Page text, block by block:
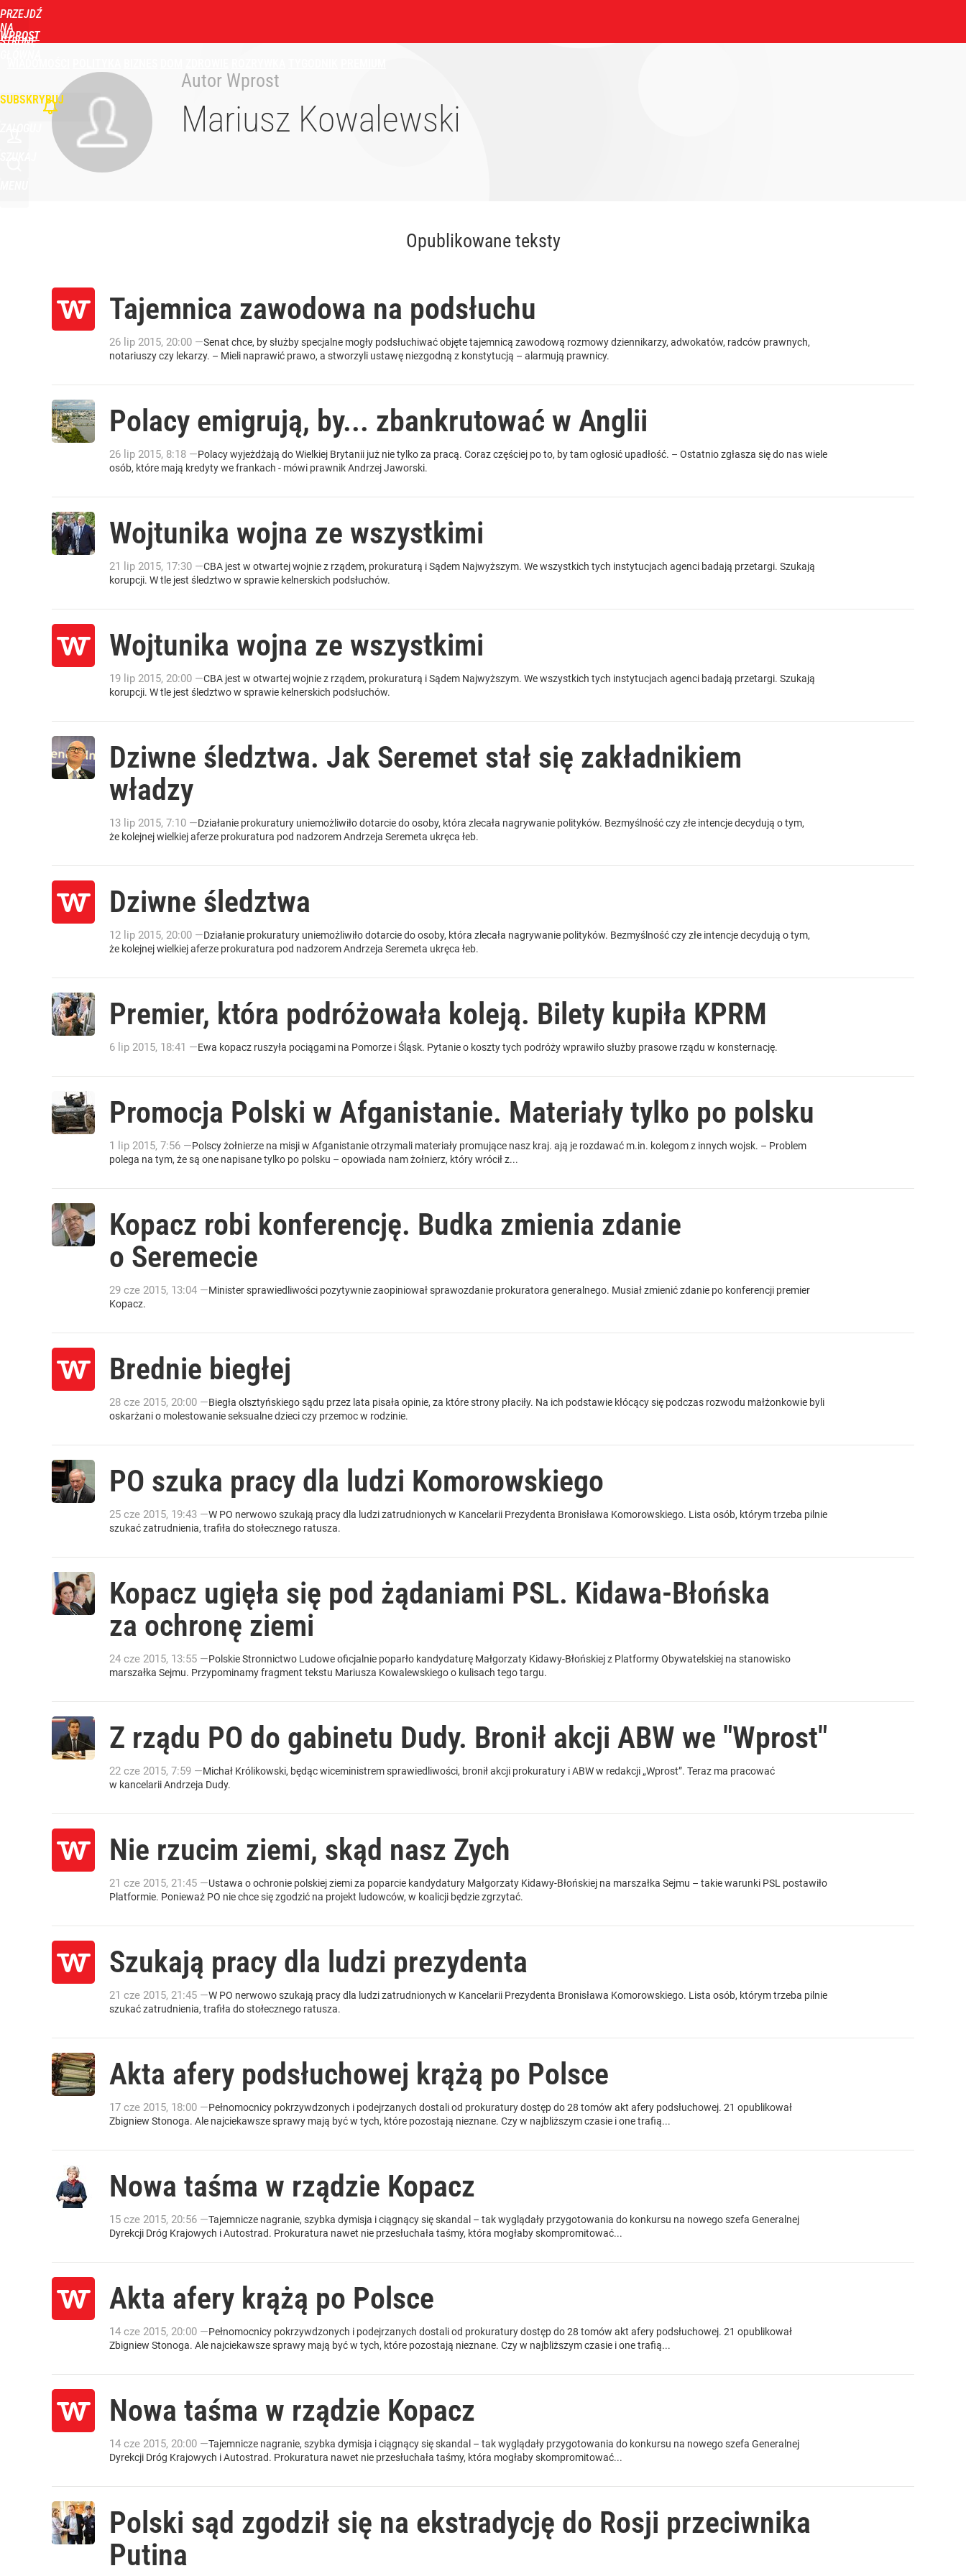
PRZEJDŹ
NA
STRONĘ
WPROST
SUBSKRYBUJ
Autor Wprost
Mariusz Kowalewski
Opublikowane teksty
Tajemnica zawodowa na podsłuchu
26 lip 2015, 20:00 —Senat chce, by służby specjalne mogły podsłuchiwać objęte tajemnicą zawodową rozmowy dziennikarzy, adwokatów, radców prawnych,
notariuszy czy lekarzy. – Mieli naprawić prawo, a stworzyli ustawę niezgodną z konstytucją – alarmują prawnicy.
Polacy emigrują, by... zbankrutować w Anglii
26 lip 2015, 8:18 —Polacy wyjeżdżają do Wielkiej Brytanii już nie tylko za pracą. Coraz częściej po to, by tam ogłosić upadłość. – Ostatnio zgłasza się do nas wiele
osób, które mają kredyty we frankach - mówi prawnik Andrzej Jaworski.
Wojtunika wojna ze wszystkimi
21 lip 2015, 17:30 —CBA jest w otwartej wojnie z rządem, prokuraturą i Sądem Najwyższym. We wszystkich tych instytucjach agenci badają przetargi. Szukają
korupcji. W tle jest śledztwo w sprawie kelnerskich podsłuchów.
Wojtunika wojna ze wszystkimi
19 lip 2015, 20:00 —CBA jest w otwartej wojnie z rządem, prokuraturą i Sądem Najwyższym. We wszystkich tych instytucjach agenci badają przetargi. Szukają
korupcji. W tle jest śledztwo w sprawie kelnerskich podsłuchów.
Dziwne śledztwa. Jak Seremet stał się zakładnikiem
władzy
13 lip 2015, 7:10 —Działanie prokuratury uniemożliwiło dotarcie do osoby, która zlecała nagrywanie polityków. Bezmyślność czy złe intencje decydują o tym,
że kolejnej wielkiej aferze prokuratura pod nadzorem Andrzeja Seremeta ukręca łeb.
Dziwne śledztwa
12 lip 2015, 20:00 —Działanie prokuratury uniemożliwiło dotarcie do osoby, która zlecała nagrywanie polityków. Bezmyślność czy złe intencje decydują o tym,
że kolejnej wielkiej aferze prokuratura pod nadzorem Andrzeja Seremeta ukręca łeb.
Premier, która podróżowała koleją. Bilety kupiła KPRM
6 lip 2015, 18:41 —Ewa kopacz ruszyła pociągami na Pomorze i Śląsk. Pytanie o koszty tych podróży wprawiło służby prasowe rządu w konsternację.
Promocja Polski w Afganistanie. Materiały tylko po polsku
1 lip 2015, 7:56 —Polscy żołnierze na misji w Afganistanie otrzymali materiały promujące nasz kraj. ają je rozdawać m.in. kolegom z innych wojsk. – Problem
polega na tym, że są one napisane tylko po polsku – opowiada nam żołnierz, który wrócił z...
Kopacz robi konferencję. Budka zmienia zdanie
o Seremecie
29 cze 2015, 13:04 —Minister sprawiedliwości pozytywnie zaopiniował sprawozdanie prokuratora generalnego. Musiał zmienić zdanie po konferencji premier
Kopacz.
Brednie biegłej
28 cze 2015, 20:00 —Biegła olsztyńskiego sądu przez lata pisała opinie, za które strony płaciły. Na ich podstawie kłócący się podczas rozwodu małżonkowie byli
oskarżani o molestowanie seksualne dzieci czy przemoc w rodzinie.
PO szuka pracy dla ludzi Komorowskiego
25 cze 2015, 19:43 —W PO nerwowo szukają pracy dla ludzi zatrudnionych w Kancelarii Prezydenta Bronisława Komorowskiego. Lista osób, którym trzeba pilnie
szukać zatrudnienia, trafiła do stołecznego ratusza.
Kopacz ugięła się pod żądaniami PSL. Kidawa-Błońska
za ochronę ziemi
24 cze 2015, 13:55 —Polskie Stronnictwo Ludowe oficjalnie poparło kandydaturę Małgorzaty Kidawy-Błońskiej z Platformy Obywatelskiej na stanowisko
marszałka Sejmu. Przypominamy fragment tekstu Mariusza Kowalewskiego o kulisach tego targu.
Z rządu PO do gabinetu Dudy. Bronił akcji ABW we "Wprost"
22 cze 2015, 7:59 —Michał Królikowski, będąc wiceministrem sprawiedliwości, bronił akcji prokuratury i ABW w redakcji „Wprost”. Teraz ma pracować
w kancelarii Andrzeja Dudy.
Nie rzucim ziemi, skąd nasz Zych
21 cze 2015, 21:45 —Ustawa o ochronie polskiej ziemi za poparcie kandydatury Małgorzaty Kidawy-Błońskiej na marszałka Sejmu – takie warunki PSL postawiło
Platformie. Ponieważ PO nie chce się zgodzić na projekt ludowców, w koalicji będzie zgrzytać.
Szukają pracy dla ludzi prezydenta
21 cze 2015, 21:45 —W PO nerwowo szukają pracy dla ludzi zatrudnionych w Kancelarii Prezydenta Bronisława Komorowskiego. Lista osób, którym trzeba pilnie
szukać zatrudnienia, trafiła do stołecznego ratusza.
Akta afery podsłuchowej krążą po Polsce
17 cze 2015, 18:00 —Pełnomocnicy pokrzywdzonych i podejrzanych dostali od prokuratury dostęp do 28 tomów akt afery podsłuchowej. 21 opublikował
Zbigniew Stonoga. Ale najciekawsze sprawy mają być w tych, które pozostają nieznane. Czy w najbliższym czasie i one trafią...
Nowa taśma w rządzie Kopacz
15 cze 2015, 20:56 —Tajemnicze nagranie, szybka dymisja i ciągnący się skandal – tak wyglądały przygotowania do konkursu na nowego szefa Generalnej
Dyrekcji Dróg Krajowych i Autostrad. Prokuratura nawet nie przesłuchała taśmy, która mogłaby skompromitować...
Akta afery krążą po Polsce
14 cze 2015, 20:00 —Pełnomocnicy pokrzywdzonych i podejrzanych dostali od prokuratury dostęp do 28 tomów akt afery podsłuchowej. 21 opublikował
Zbigniew Stonoga. Ale najciekawsze sprawy mają być w tych, które pozostają nieznane. Czy w najbliższym czasie i one trafią...
Nowa taśma w rządzie Kopacz
14 cze 2015, 20:00 —Tajemnicze nagranie, szybka dymisja i ciągnący się skandal – tak wyglądały przygotowania do konkursu na nowego szefa Generalnej
Dyrekcji Dróg Krajowych i Autostrad. Prokuratura nawet nie przesłuchała taśmy, która mogłaby skompromitować...
Polski sąd zgodził się na ekstradycję do Rosji przeciwnika
Putina